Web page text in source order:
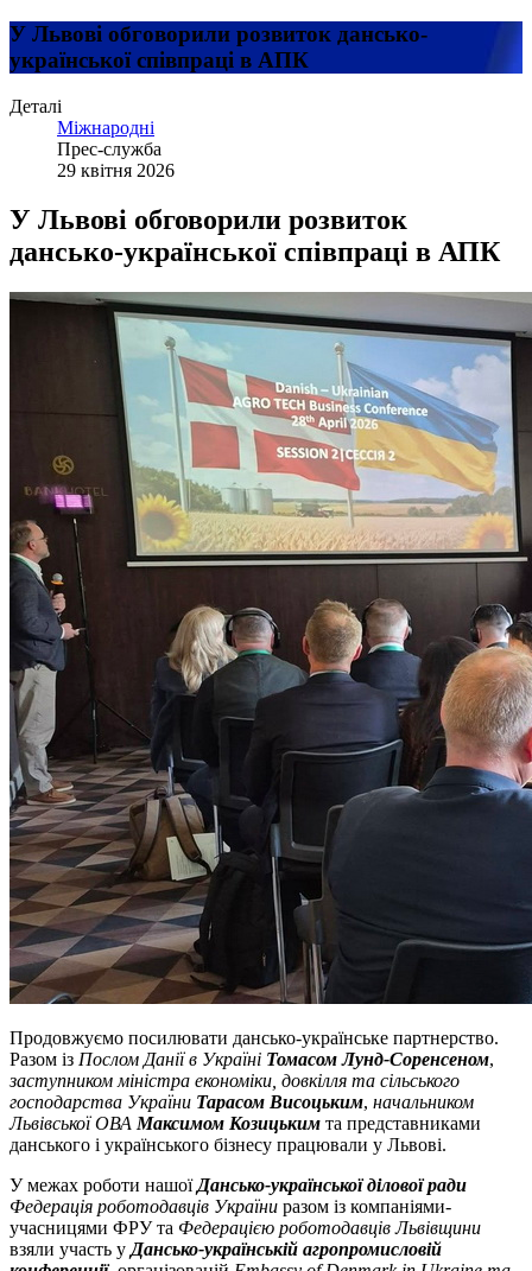
У Львові обговорили розвиток дансько-
української співпраці в АПК
Деталі
Міжнародні
Прес-служба
29 квітня 2026
У Львові обговорили розвиток
дансько-української співпраці в АПК
Продовжуємо посилювати дансько-українське партнерство.
Разом із Послом Данії в Україні Томасом Лунд-Соренсеном,
заступником міністра економіки, довкілля та сільського
господарства України Тарасом Висоцьким, начальником
Львівської ОВА Максимом Козицьким та представниками
данського і українського бізнесу працювали у Львові.
У межах роботи нашої Дансько-української ділової ради
Федерація роботодавців України разом із компаніями-
учасницями ФРУ та Федерацією роботодавців Львівщини
взяли участь у Дансько-українській агропромисловій